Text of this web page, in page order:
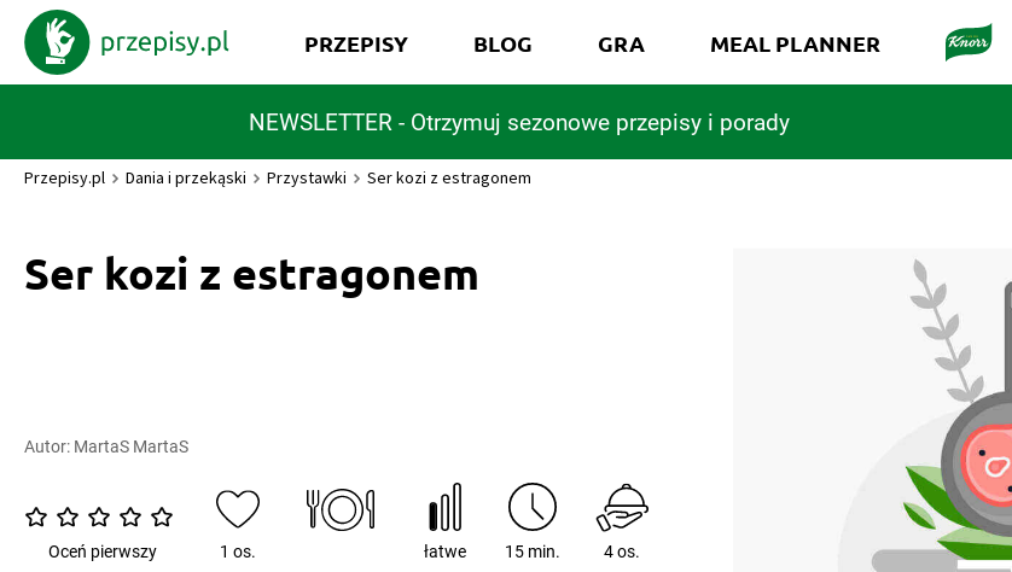
NEWSLETTER - Otrzymuj sezonowe przepisy i porady
PRZEPISY BLOG GRA MEAL PLANNER
Przepisy.pl Dania i przekąski Przystawki Ser kozi z estragonem
Ser kozi z estragonem
Autor: MartaS MartaS
Oceń pierwszy 1 os. łatwe 15 min. 4 os.